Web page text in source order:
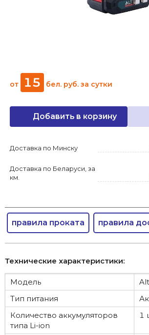
от 15 бел. руб. за сутки
Добавить в корзину
Доставка по Минску
Доставка по Беларуси, за
км.
правила проката правила
Технические характеристики:
Модель
Тип питания
Количество аккумуляторов
типа Li-ion
1